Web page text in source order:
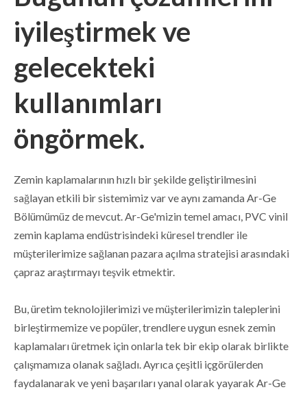
iyileştirmek ve
gelecekteki
kullanımları
öngörmek.
Zemin kaplamalarının hızlı bir şekilde geliştirilmesini
sağlayan etkili bir sistemimiz var ve aynı zamanda Ar-Ge
Bölümümüz de mevcut. Ar-Ge'mizin temel amacı, PVC vinil
zemin kaplama endüstrisindeki küresel trendler ile
müşterilerimize sağlanan pazara açılma stratejisi arasındaki
çapraz araştırmayı teşvik etmektir.
Bu, üretim teknolojilerimizi ve müşterilerimizin taleplerini
birleştirmemize ve popüler, trendlere uygun esnek zemin
kaplamaları üretmek için onlarla tek bir ekip olarak birlikte
çalışmamıza olanak sağladı. Ayrıca çeşitli içgörülerden
faydalanarak ve yeni başarıları yanal olarak yayarak Ar-Ge